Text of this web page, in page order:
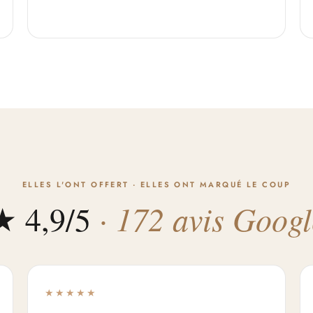
ELLES L'ONT OFFERT · ELLES ONT MARQUÉ LE COUP
4,9/5 · 172 avis
★★★★★